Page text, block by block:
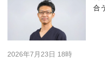
合
2026年7月23日 18時